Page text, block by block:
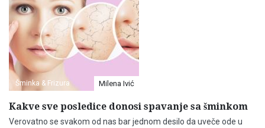
Šminka & Frizura Milena Ivić
Kakve sve posledice donosi spavanje sa šminkom
Verovatno se svakom od nas bar jednom desilo da uveče ode u